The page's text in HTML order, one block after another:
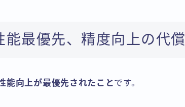
最優先、精度向上の代償
能向上が最優先されたことです。